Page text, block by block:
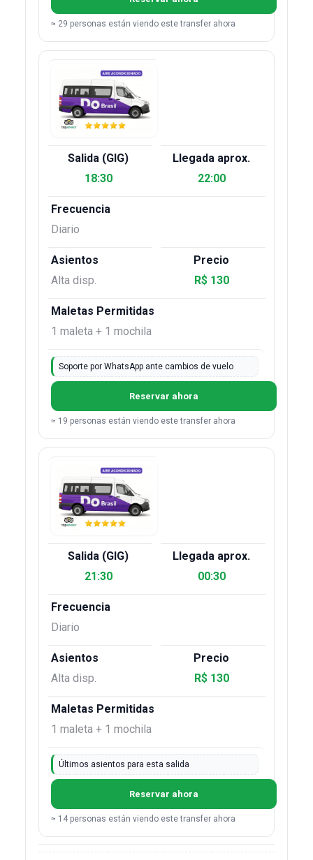
≈ 29 personas están viendo este transfer ahora
18:30 22:00
Diario
Alta disp. R$ 130
1 maleta + 1 mochila
Soporte por WhatsApp ante cambios de vuelo
Reservar ahora
≈ 19 personas están viendo este transfer ahora
21:30 00:30
Diario
Alta disp. R$ 130
1 maleta + 1 mochila
Últimos asientos para esta salida
Reservar ahora
≈ 14 personas están viendo este transfer ahora